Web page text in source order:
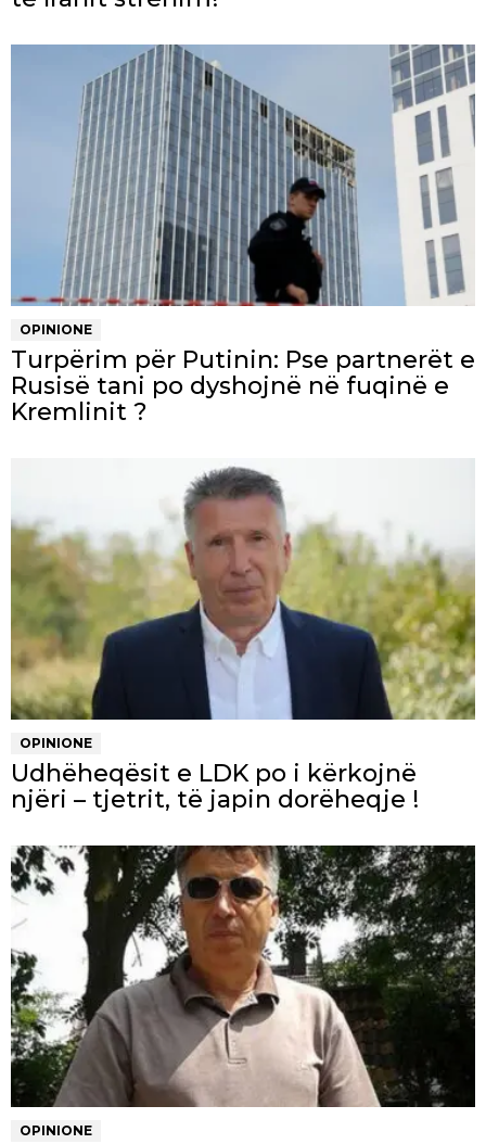
OPINIONE
Turpërim për Putinin: Pse partnerët e
Rusisë tani po dyshojnë në fuqinë e
Kremlinit ?
OPINIONE
Udhëheqësit e LDK po i kërkojnë
njëri – tjetrit, të japin dorëheqje !
OPINIONE